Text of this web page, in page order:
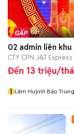
Tin nổi bật
02 admin liên khu
CTY CPN J&T Express
Đến 13 triệu/
l Lâm Huỳnh Bảo Trung